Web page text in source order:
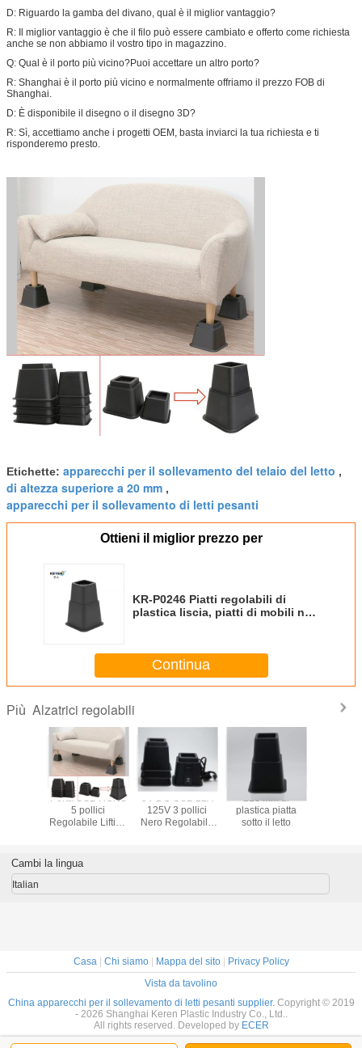
D: Riguardo la gamba del divano, qual è il miglior vantaggio?
R: Il miglior vantaggio è che il filo può essere cambiato e offerto come richiesta
anche se non abbiamo il vostro tipo in magazzino.
Q: Qual è il porto più vicino?Puoi accettare un altro porto?
R: Shanghai è il porto più vicino e normalmente offriamo il prezzo FOB di
Shanghai.
D: È disponibile il disegno o il disegno 3D?
R: Sì, accettiamo anche i progetti OEM, basta inviarci la tua richiesta e ti
risponderemo presto.
Etichette: apparecchi per il sollevamento del telaio del letto ,
di altezza superiore a 20 mm ,
apparecchi per il sollevamento di letti pesanti
Ottieni il miglior prezzo per
KR-P0246 Piatti regolabili di
plastica liscia, piatti di mobili neri
Continua
Più Alzatrici regolabili
Porta USB ROHS
5 pollici
Regolabile Lifting
5V DC USB 12A
125V 3 pollici
Nero Regolabile
223 mm di
plastica piatta
sotto il letto
Cambi la lingua
Italian
Casa| Chi siamo| Mappa del sito| Privacy Policy
Vista da tavolino
China apparecchi per il sollevamento di letti pesanti supplier. Copyright © 2019
- 2026 Shanghai Keren Plastic Industry Co., Ltd..
All rights reserved. Developed by ECER